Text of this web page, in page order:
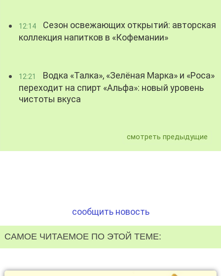
12:14
Сезон освежающих открытий: авторская
коллекция напитков в «Кофемании»
12:21
Водка «Талка», «Зелёная Марка» и «Роса»
переходит на спирт «Альфа»: новый уровень
чистоты вкуса
смотреть предыдущие
сообщить новость
САМОЕ ЧИТАЕМОЕ ПО ЭТОЙ ТЕМЕ: